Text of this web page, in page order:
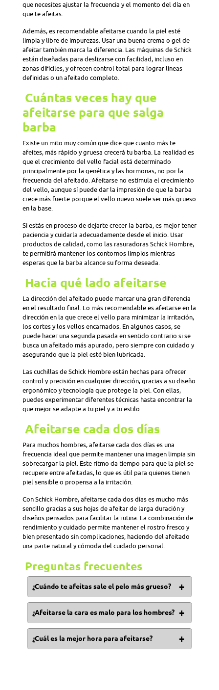
que necesites ajustar la frecuencia y el momento del día en
que te afeitas.
Además, es recomendable afeitarse cuando la piel esté
limpia y libre de impurezas. Usar una buena crema o gel de
afeitar también marca la diferencia. Las máquinas de Schick
están diseñadas para deslizarse con facilidad, incluso en
zonas difíciles, y ofrecen control total para lograr líneas
definidas o un afeitado completo.
Cuántas veces hay que
afeitarse para que salga
barba
Existe un mito muy común que dice que cuanto más te
afeites, más rápido y gruesa crecerá tu barba. La realidad es
que el crecimiento del vello facial está determinado
principalmente por la genética y las hormonas, no por la
frecuencia del afeitado. Afeitarse no estimula el crecimiento
del vello, aunque sí puede dar la impresión de que la barba
crece más fuerte porque el vello nuevo suele ser más grueso
en la base.
Si estás en proceso de dejarte crecer la barba, es mejor tener
paciencia y cuidarla adecuadamente desde el inicio. Usar
productos de calidad, como las rasuradoras Schick Hombre,
te permitirá mantener los contornos limpios mientras
esperas que la barba alcance su forma deseada.
Hacia qué lado afeitarse
La dirección del afeitado puede marcar una gran diferencia
en el resultado final. Lo más recomendable es afeitarse en la
dirección en la que crece el vello para minimizar la irritación,
los cortes y los vellos encarnados. En algunos casos, se
puede hacer una segunda pasada en sentido contrario si se
busca un afeitado más apurado, pero siempre con cuidado y
asegurando que la piel esté bien lubricada.
Las cuchillas de Schick Hombre están hechas para ofrecer
control y precisión en cualquier dirección, gracias a su diseño
ergonómico y tecnología que protege la piel. Con ellas,
puedes experimentar diferentes técnicas hasta encontrar la
que mejor se adapte a tu piel y a tu estilo.
Afeitarse cada dos días
Para muchos hombres, afeitarse cada dos días es una
frecuencia ideal que permite mantener una imagen limpia sin
sobrecargar la piel. Este ritmo da tiempo para que la piel se
recupere entre afeitadas, lo que es útil para quienes tienen
piel sensible o propensa a la irritación.
Con Schick Hombre, afeitarse cada dos días es mucho más
sencillo gracias a sus hojas de afeitar de larga duración y
diseños pensados para facilitar la rutina. La combinación de
rendimiento y cuidado permite mantener el rostro fresco y
bien presentado sin complicaciones, haciendo del afeitado
una parte natural y cómoda del cuidado personal.
Preguntas frecuentes
¿Cuándo te afeitas sale el pelo más grueso?
Afeitar el vello no cambia su grosor, color ni velocidad
de crecimiento. Al afeitar el vello facial o corporal
puede sentirse gruesa o pinchuda durante un tiempo
mientras está creciendo.
¿Afeitarse la cara es malo para los hombres?
No, pero es ideal optar por técnicas de afeitado
adecuadas para evitar irritaciones o lastimar la piel.
Igualmente, se deben utilizar maquinas o cuchillas de
¿Cuál es la mejor hora para afeitarse?